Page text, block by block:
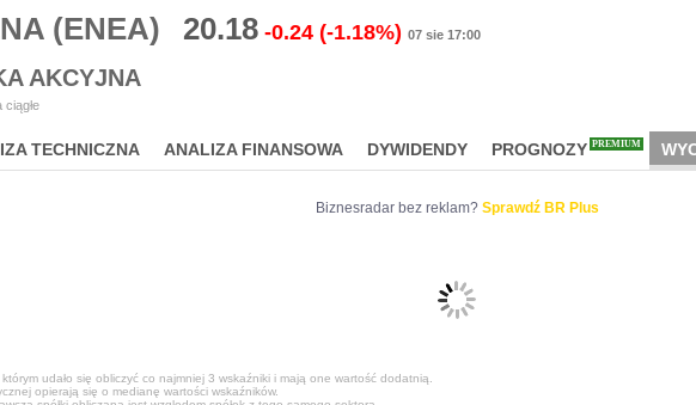
(ENEA) 20.18 -0.24 (-1.18%) 07 sie 17:00
AKCYJNA
TECHNICZNA ANALIZA FINANSOWA DYWIDENDY PROGNOZY PREMIUM
Biznesradar bez reklam? Sprawdź BR Plus
udało się obliczyć co najmniej 3 wskaźniki i mają one wartość dodatnią.
opierają się o medianę wartości wskaźników.